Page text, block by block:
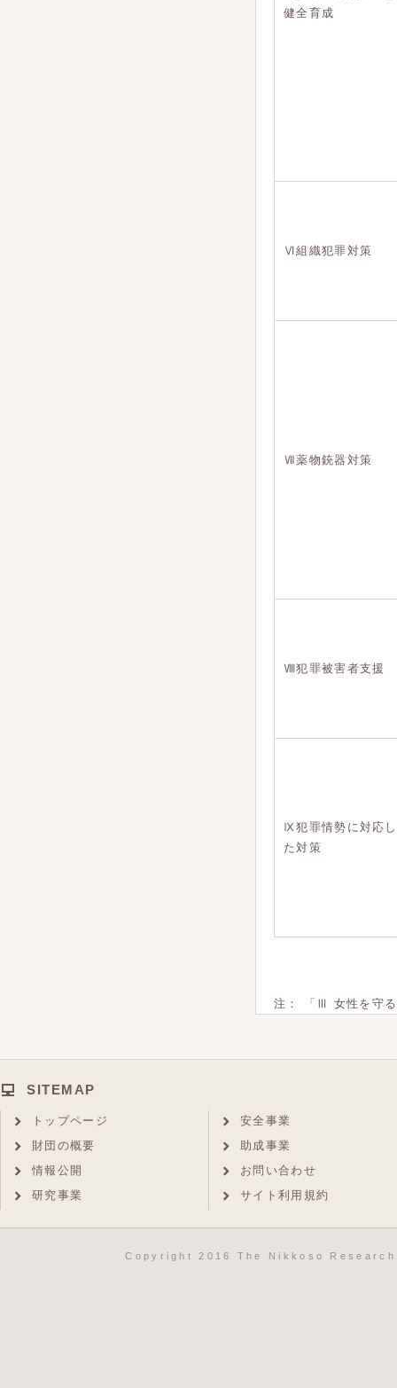
健全育成
Ⅵ組織犯罪対策
Ⅶ薬物銃器対策
Ⅷ犯罪被害者支援
Ⅸ犯罪情勢に対応し
た対策
注： 「Ⅲ 女性を守
SITEMAP
トップページ
財団の概要
情報公開
研究事業
安全事業
助成事業
お問い合わせ
サイト利用規約
Copyright 2016 The Nikkoso